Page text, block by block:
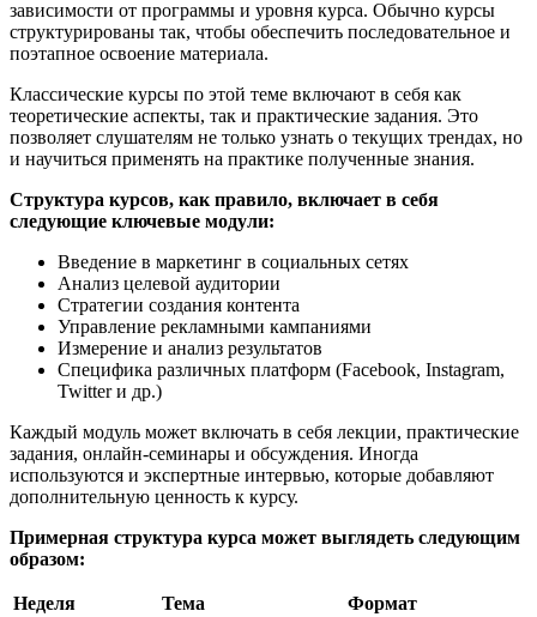
зависимости от программы и уровня курса. Обычно курсы
структурированы так, чтобы обеспечить последовательное и
поэтапное освоение материала.
Классические курсы по этой теме включают в себя как
теоретические аспекты, так и практические задания. Это
позволяет слушателям не только узнать о текущих трендах, но
и научиться применять на практике полученные знания.
Структура курсов, как правило, включает в себя
следующие ключевые модули:
Введение в маркетинг в социальных сетях
Анализ целевой аудитории
Стратегии создания контента
Управление рекламными кампаниями
Измерение и анализ результатов
Специфика различных платформ (Facebook, Instagram,
Twitter и др.)
Каждый модуль может включать в себя лекции, практические
задания, онлайн-семинары и обсуждения. Иногда
используются и экспертные интервью, которые добавляют
дополнительную ценность к курсу.
Примерная структура курса может выглядеть следующим
образом:
Неделя Тема
Формат